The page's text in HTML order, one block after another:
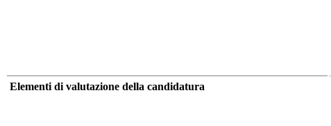
Elementi di valutazione della candidatura